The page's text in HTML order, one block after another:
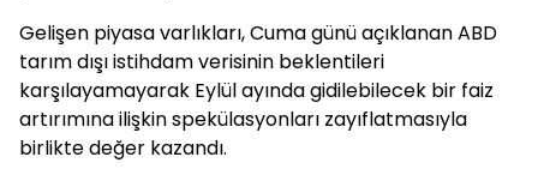
Gelişen piyasa varlıkları, Cuma günü açıklanan ABD
tarım dışı istihdam verisinin beklentileri
karşılayamayarak Eylül ayında gidilebilecek bir faiz
artırımına ilişkin spekülasyonları zayıflatmasıyla
birlikte değer kazandı.